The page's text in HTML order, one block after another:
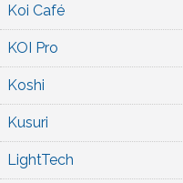
Koi Café
KOI Pro
Koshi
Kusuri
LightTech